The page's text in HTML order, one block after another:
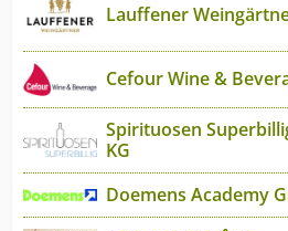
Lauffener
Cefour Wine &
Spirituosen
KG
Doemens Academy